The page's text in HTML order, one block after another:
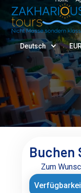
Deutsch
Buchen
Zum